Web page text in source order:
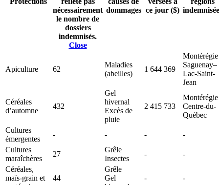
nécessairement
le nombre de
dossiers
indemnisés.
Close
dommages ce jour ($)
Apiculture 62
Maladies
(abeilles)
1 644 369
Montérégie
Saguenay–
Lac-Saint-
Jean
Céréales
d’automne
432
Gel
hivernal
Excès de
pluie
2 415 733
Montérégie
Centre-du-
Québec
Cultures
émergentes
- - -
-
Cultures
maraîchères
27
Grêle
Insectes
-
-
Céréales,
maïs-grain et
44
Grêle
Gel
- -